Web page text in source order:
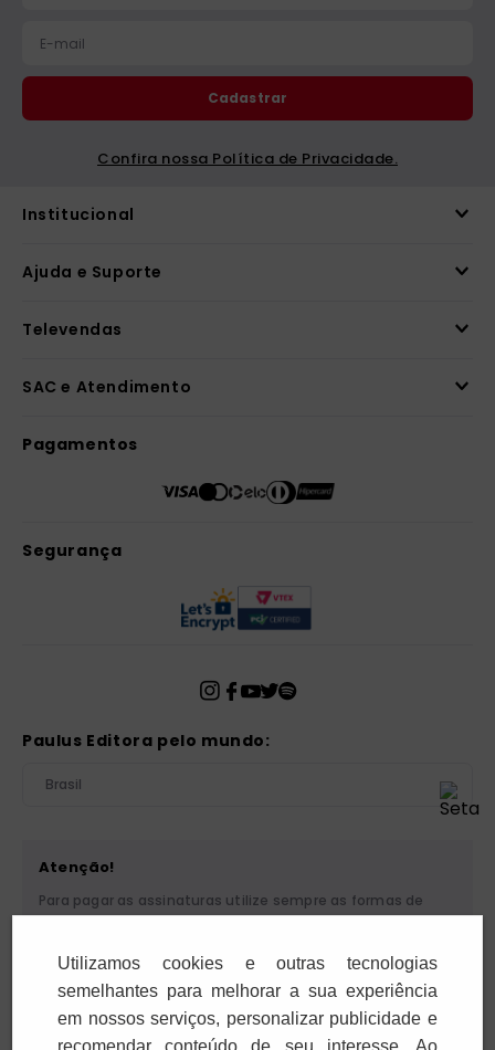
Confira nossa Política de Privacidade.
Cadastrar
Institucional
Ajuda e Suporte
Televendas
SAC e Atendimento
Pagamentos
Segurança
Paulus Editora pelo mundo:
Brasil
Atenção!
Para pagar as assinaturas utilize sempre as formas de
ou de pessoa física. Se você receber algum tipo de
cobrança suspeita, entre em contato conosco pelo
telefone (11) 5087-3600 ou pelo e-mail
cobranca@paulus.com.br.
Utilizamos cookies e outras tecnologias
semelhantes para melhorar a sua experiência
em nossos serviços, personalizar publicidade e
recomendar conteúdo de seu interesse. Ao